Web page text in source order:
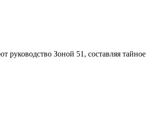
Зоной 51, составляя тайное